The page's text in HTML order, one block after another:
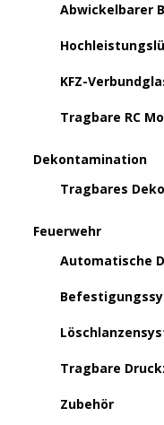
Abwickelbarer
KFZ-
Tragbare RC
Dekontamination
Tragbares
Feuerwehr
Automatische
Tragbare
Zubehör